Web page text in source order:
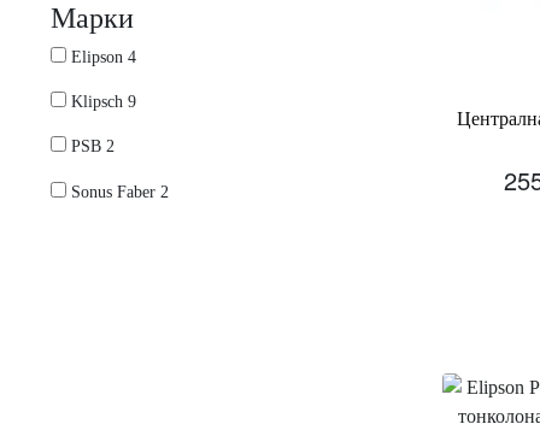
Марки
Elipson 4
Klipsch 9
PSB 2
Sonus Faber 2